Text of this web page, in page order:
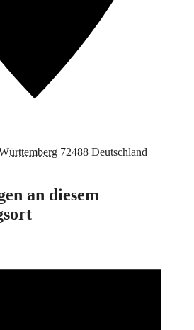
72488 Deutschland
an diesem